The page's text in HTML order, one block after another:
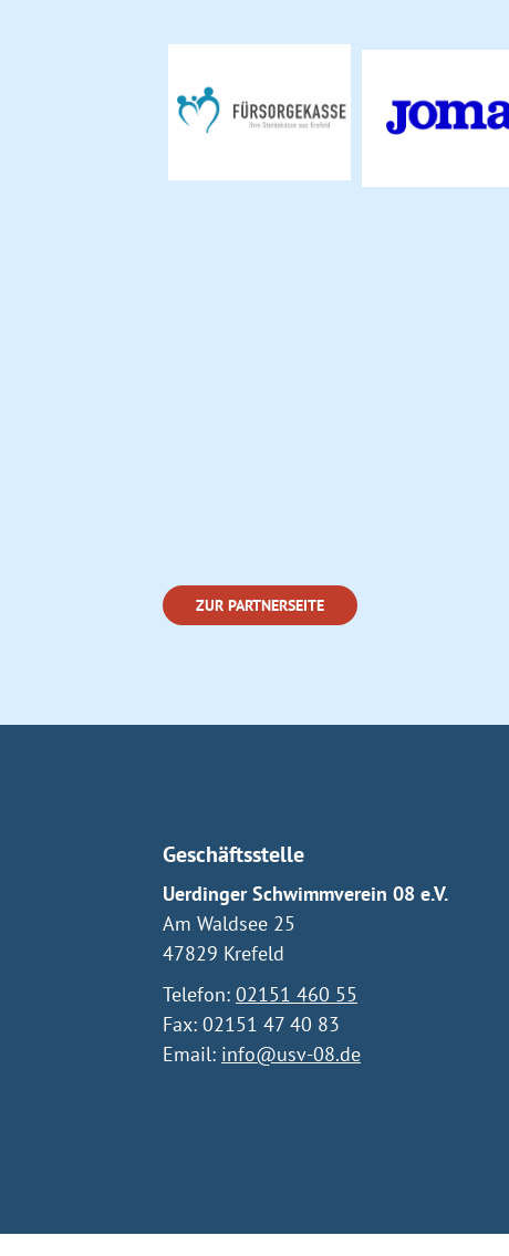
ZUR PARTNERSEITE
Geschäftsstelle
Uerdinger Schwimmverein 08 e.V.
Am Waldsee 25
47829 Krefeld
Telefon: 02151 460 55
Fax: 02151 47 40 83
Email: info@usv-08.de